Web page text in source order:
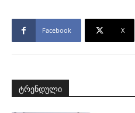
Facebook X
ტრენდული